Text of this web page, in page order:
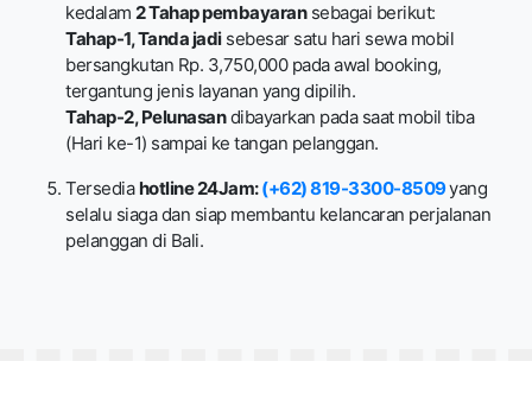
kedalam 2 Tahap pembayaransebagai berikut:
Tahap-1, Tanda jadisebesar satu hari sewa mobil
bersangkutan Rp. 3,750,000 pada awal booking,
tergantung jenis layanan yang dipilih.
Tahap-2, Pelunasandibayarkan pada saat mobil tiba
(Hari ke-1) sampai ke tangan pelanggan.
Tersediahotline 24Jam:(+62) 819-3300-8509yang
selalu siaga dan siap membantu kelancaran perjalanan
pelanggan di Bali.